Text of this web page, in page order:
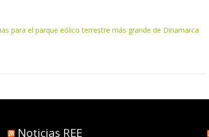
para el parque eólico terrestre más grande de Dinamarca
Noticias REE